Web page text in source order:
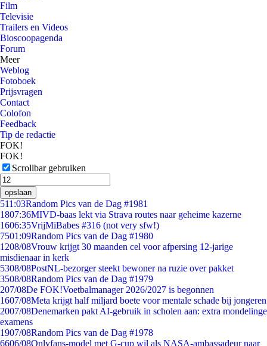
Film
Televisie
Trailers en Videos
Bioscoopagenda
Forum
Meer
Weblog
Fotoboek
Prijsvragen
Contact
Colofon
Feedback
Tip de redactie
FOK!
FOK!
Scrollbar gebruiken
opslaan
511:03Random Pics van de Dag #1981
1807:36MIVD-baas lekt via Strava routes naar geheime kazerne
1606:35VrijMiBabes #316 (not very sfw!)
7501:09Random Pics van de Dag #1980
1208/08Vrouw krijgt 30 maanden cel voor afpersing 12-jarige
misdienaar in kerk
5308/08PostNL-bezorger steekt bewoner na ruzie over pakket
3508/08Random Pics van de Dag #1979
207/08De FOK!Voetbalmanager 2026/2027 is begonnen
1607/08Meta krijgt half miljard boete voor mentale schade bij jongeren
2007/08Denemarken pakt AI-gebruik in scholen aan: extra mondelinge
examens
1907/08Random Pics van de Dag #1978
6606/08Onlyfans-model met G-cup wil als NASA-ambassadeur naar